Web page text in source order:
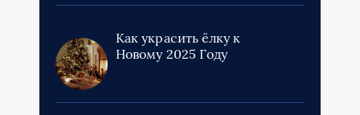
Как украсить ёлку к
Новому 2025 Году